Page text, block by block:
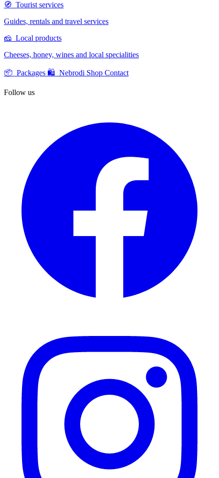
🧭 Tourist services
Guides, rentals and travel services
🧀 Local products
Cheeses, honey, wines and local specialities
📦 Packages 🛍️ Nebrodi Shop Contact
Follow us